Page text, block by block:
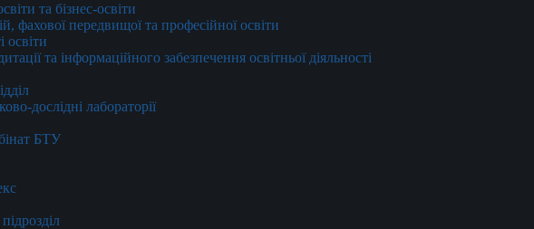
та бізнес-освіти
фахової передвищої та професійної освіти
освіти
та інформаційного забезпечення освітньої діяльності
дослідні лабораторії
БТУ